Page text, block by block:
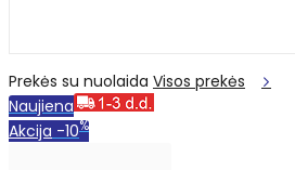
Prekės su nuolaida Visos prekės
Naujiena
Akcija -10%